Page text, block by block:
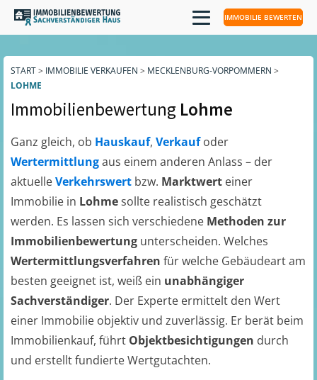
IMMOBILIE BEWERTEN
START> IMMOBILIE VERKAUFEN > MECKLENBURG-VORPOMMERN >
LOHME
Immobilienbewertung Lohme
Ganz gleich, ob Hauskauf, Verkaufoder
Wertermittlungaus einem anderen Anlass – der
aktuelleVerkehrswert bzw. Marktwert einer
Immobilie in Lohmesollte realistisch geschätzt
werden. Es lassen sich verschiedene Methoden zur
Immobilienbewertung unterscheiden. Welches
Wertermittlungsverfahren für welche Gebäudeart am
besten geeignet ist, weiß ein unabhängiger
Sachverständiger. Der Experte ermittelt den Wert
einer Immobilie objektiv und zuverlässig. Er berät beim
Immobilienkauf, führt Objektbesichtigungen durch
und erstellt fundierte Wertgutachten.